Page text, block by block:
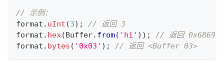
// 示例：
format . uInt (3) ;
// 返回 3
format . hex (Buffer. from( 'hi' ) ) ;
// 返回 0x6869
format . bytes ( '0x03' ) ; // 返回 <Buffer 03>